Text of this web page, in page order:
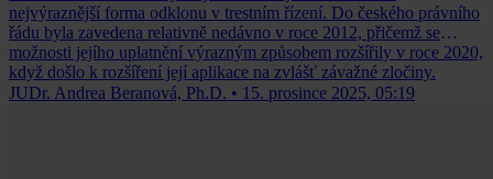
nejvýraznější forma odklonu v trestním řízení. Do českého právního
řádu byla zavedena relativně nedávno v roce 2012, přičemž se
možnosti jejího uplatnění výrazným způsobem rozšířily v roce 2020,
když došlo k rozšíření její aplikace na zvlášť závažné zločiny.
JUDr. Andrea Beranová, Ph.D. • 15. prosince 2025, 05:19